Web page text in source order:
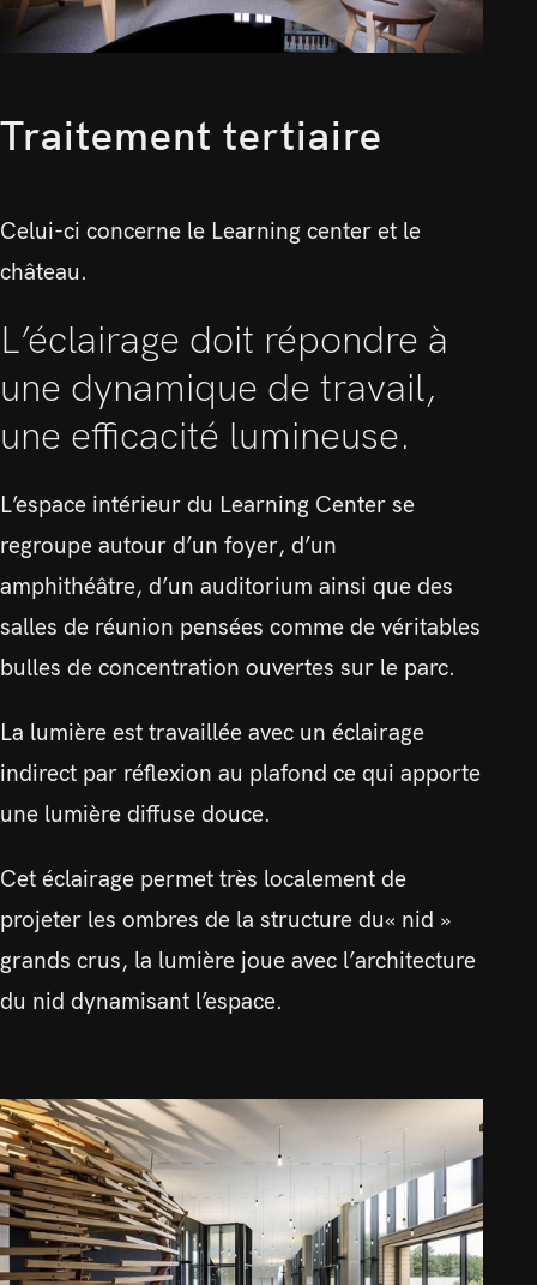
Traitement tertiaire
Celui-ci concerne le Learning center et le
château.
L’éclairage doit répondre à
une dynamique de travail,
une efficacité lumineuse.
L’espace intérieur du Learning Center se
regroupe autour d’un foyer, d’un
amphithéâtre, d’un auditorium ainsi que des
salles de réunion pensées comme de véritables
bulles de concentration ouvertes sur le parc.
La lumière est travaillée avec un éclairage
indirect par réflexion au plafond ce qui apporte
une lumière diffuse douce.
Cet éclairage permet très localement de
projeter les ombres de la structure du« nid »
grands crus, la lumière joue avec l’architecture
du nid dynamisant l’espace.